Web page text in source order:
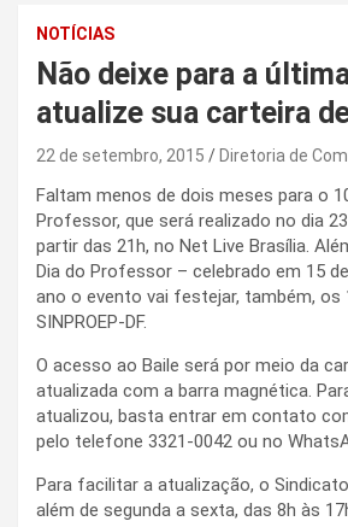
NOTÍCIAS
Não deixe para a
atualize sua carteira
22 de setembro, 2015 Diretoria de
Faltam menos de dois meses para o
Professor, que será realizado no dia
partir das 21h, no Net Live Brasília.
Dia do Professor – celebrado em 15
ano o evento vai festejar, também, os
SINPROEP-DF.
O acesso ao Baile será por meio da
atualizada com a barra magnética.
atualizou, basta entrar em contato
pelo telefone 3321-0042 ou no
Para facilitar a atualização, o
além de segunda a sexta, das 8h às